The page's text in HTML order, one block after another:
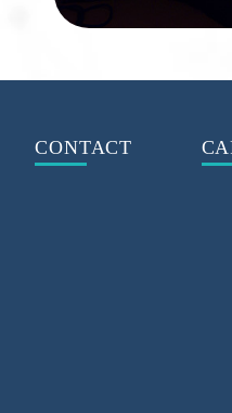
CONTACT